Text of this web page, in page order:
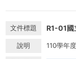
R1-01國
110學年